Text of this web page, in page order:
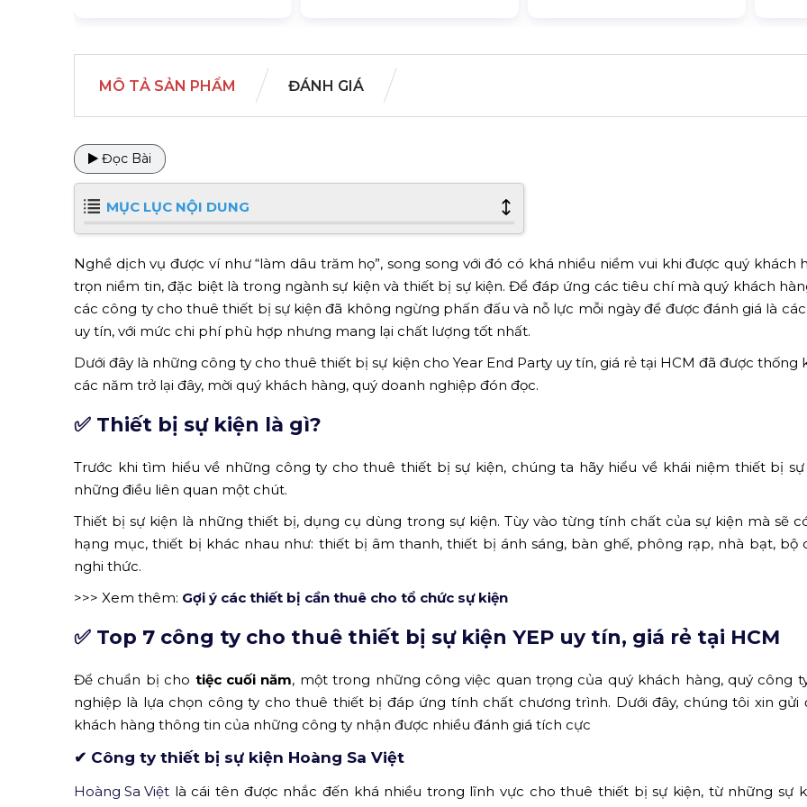
MÔ TẢ SẢN PHẨM ĐÁNH GIÁ
Đọc Bài
MỤC LỤC NỘI DUNG
Nghề dịch vụ được ví như “làm dâu trăm họ”, song song với đó có khá nhiều niềm vui khi được quý khách
trọn niềm tin, đặc biệt là trong ngành sự kiện và thiết bị sự kiện. Để đáp ứng các tiêu chí mà quý khách
các công ty cho thuê thiết bị sự kiện đã không ngừng phấn đấu và nỗ lực mỗi ngày để được đánh giá là
uy tín, với mức chi phí phù hợp nhưng mang lại chất lượng tốt nhất.
Dưới đây là những công ty cho thuê thiết bị sự kiện cho Year End Party uy tín, giá rẻ tại HCM đã được thống
các năm trở lại đây, mời quý khách hàng, quý doanh nghiệp đón đọc.
✅ Thiết bị sự kiện là gì?
Trước khi tìm hiểu về những công ty cho thuê thiết bị sự kiện, chúng ta hãy hiểu về khái niệm thiết bị sự
những điều liên quan một chút.
Thiết bị sự kiện là những thiết bị, dụng cụ dùng trong sự kiện. Tùy vào từng tính chất của sự kiện mà sẽ
hạng mục, thiết bị khác nhau như: thiết bị âm thanh, thiết bị ánh sáng, bàn ghế, phông rạp, nhà bạt, bộ
nghi thức.
>>> Xem thêm: Gợi ý các thiết bị cần thuê cho tổ chức sự kiện
✅ Top 7 công ty cho thuê thiết bị sự kiện YEP uy tín, giá rẻ tại HCM
Để chuẩn bị cho tiệc cuối năm, một trong những công việc quan trọng của quý khách hàng, quý công
nghiệp là lựa chọn công ty cho thuê thiết bị đáp ứng tính chất chương trình. Dưới đây, chúng tôi xin gửi
khách hàng thông tin của những công ty nhận được nhiều đánh giá tích cực
✔ Công ty thiết bị sự kiện Hoàng Sa Việt
Hoàng Sa Việt là cái tên được nhắc đến khá nhiều trong lĩnh vực cho thuê thiết bị sự kiện, từ những sự